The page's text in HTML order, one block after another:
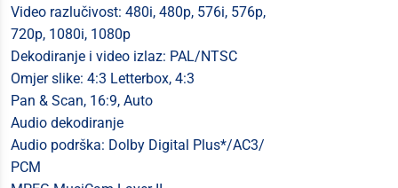
Video razlučivost: 480i, 480p, 576i, 576p,
720p, 1080i, 1080p
Dekodiranje i video izlaz: PAL/NTSC
Omjer slike: 4:3 Letterbox, 4:3
Pan & Scan, 16:9, Auto
Audio dekodiranje
Audio podrška: Dolby Digital Plus*/AC3/
PCM